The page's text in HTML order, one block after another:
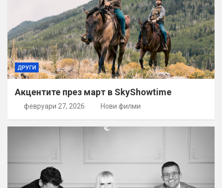
ДРУГИ
Акцентите през март в SkyShowtime
февруари 27, 2026 Нови филми